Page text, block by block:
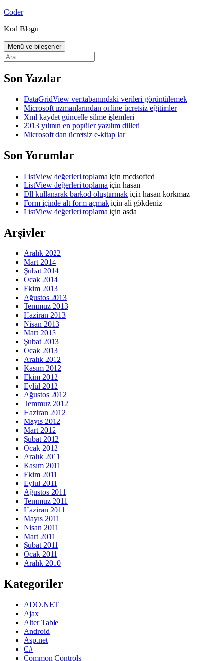
İçeriğe
Coder
Kod Blogu
Menü ve bileşenler
Arama:
Son Yazılar
DataGridView veritabanındaki verileri görüntülemek
Microsoft uzmanlarından online ücretsiz eğitimler
Xml kaydet güncelle silme işlemleri
2013 yılının en popüler yazılım dilleri
Microsoft dan ücretsiz e-kitap lar
Son Yorumlar
ListView değerleri toplama için mcdsoftcd
ListView değerleri toplama için hasan
Dll kullanarak barkod oluşturmak için hasan korkmaz
Form içinde alt form açmak için ali gökdeniz
ListView değerleri toplama için asda
Arşivler
Aralık 2022
Mart 2014
Şubat 2014
Ocak 2014
Ekim 2013
Ağustos 2013
Temmuz 2013
Haziran 2013
Nisan 2013
Mart 2013
Şubat 2013
Ocak 2013
Aralık 2012
Kasım 2012
Ekim 2012
Eylül 2012
Ağustos 2012
Temmuz 2012
Haziran 2012
Mayıs 2012
Mart 2012
Şubat 2012
Ocak 2012
Aralık 2011
Kasım 2011
Ekim 2011
Eylül 2011
Ağustos 2011
Temmuz 2011
Haziran 2011
Mayıs 2011
Nisan 2011
Mart 2011
Şubat 2011
Ocak 2011
Aralık 2010
Kategoriler
ADO.NET
Ajax
Alter Table
Android
Asp.net
C#
Common Controls